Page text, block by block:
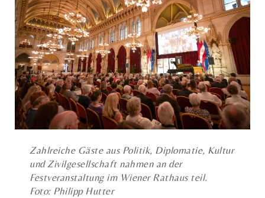
Zahlreiche Gäste aus Politik, Diplomatie, Kultur
und Zivilgesellschaft nahmen an der
Festveranstaltung im Wiener Rathaus teil.
Foto: Philipp Hutter